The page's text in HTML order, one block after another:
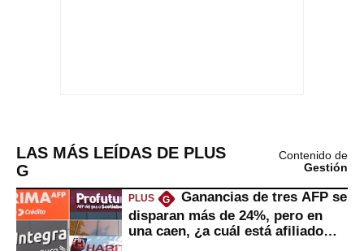
LAS MÁS LEÍDAS DE PLUS
G
Contenido de
Gestión
PLUS G
Ganancias de tres AFP se
disparan más de 24%, pero en
una caen, ¿a cuál está afiliado